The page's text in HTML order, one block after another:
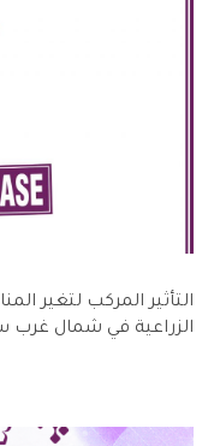
التأثير المركب لتغير
الزراعية في شمال غرب